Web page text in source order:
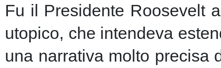
Fu il Presidente Roosevelt
utopico, che intendeva
una narrativa molto precisa